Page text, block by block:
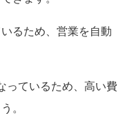
るため、営業を自動
っているため、高い費
。